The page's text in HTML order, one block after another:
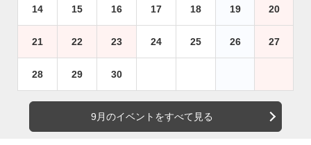
14 15 16 17 18 19 20
21 22 23 24 25 26 27
28 29 30
9月のイベントをすべて見る